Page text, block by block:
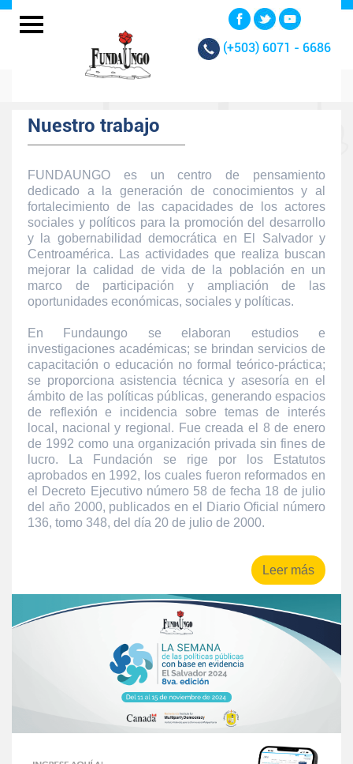
(+503) 6071 - 6686
Nuestro trabajo
FUNDAUNGO es un centro de pensamiento
dedicado a la generación de conocimientos y al
fortalecimiento de las capacidades de los actores
sociales y políticos para la promoción del desarrollo
y la gobernabilidad democrática en El Salvador y
Centroamérica. Las actividades que realiza buscan
mejorar la calidad de vida de la población en un
marco de participación y ampliación de las
oportunidades económicas, sociales y políticas.
En Fundaungo se elaboran estudios e
investigaciones académicas; se brindan servicios de
capacitación o educación no formal teórico-práctica;
se proporciona asistencia técnica y asesoría en el
ámbito de las políticas públicas, generando espacios
de reflexión e incidencia sobre temas de interés
local, nacional y regional. Fue creada el 8 de enero
de 1992 como una organización privada sin fines de
lucro. La Fundación se rige por los Estatutos
aprobados en 1992, los cuales fueron reformados en
el Decreto Ejecutivo número 58 de fecha 18 de julio
del año 2000, publicados en el Diario Oficial número
136, tomo 348, del día 20 de julio de 2000.
Leer más